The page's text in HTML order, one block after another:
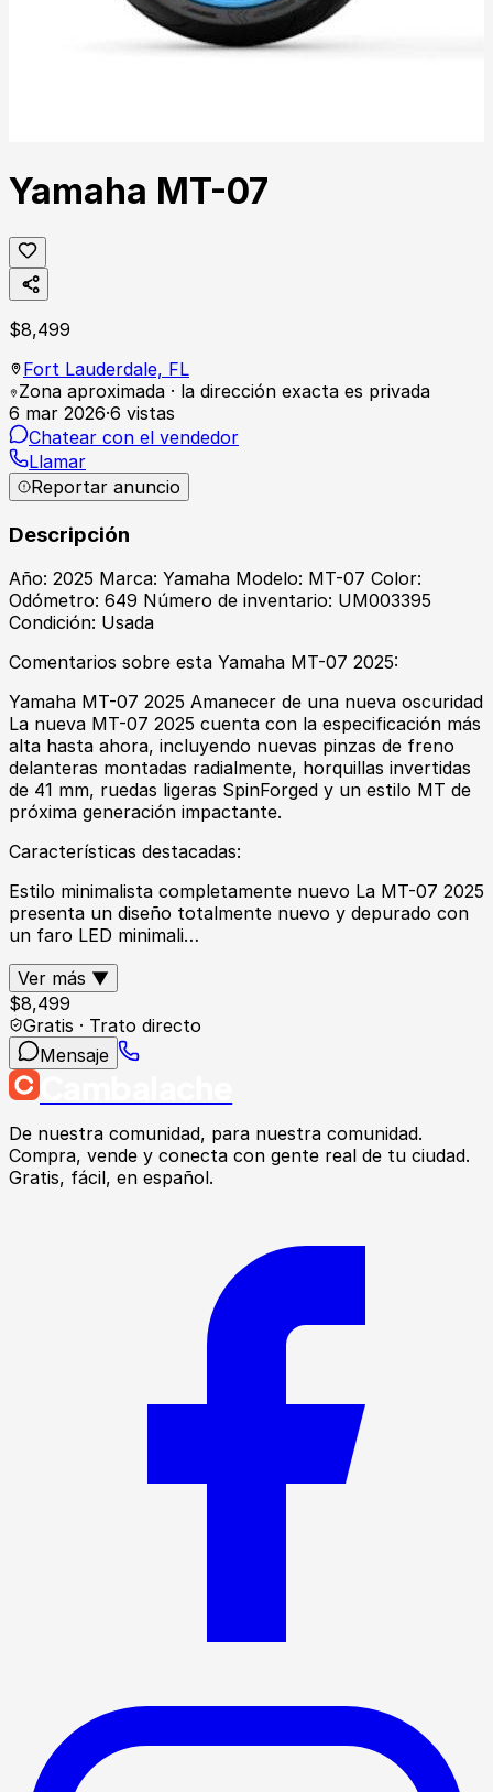
Yamaha MT-07
$8,499
Fort Lauderdale, FL
Zona aproximada · la dirección exacta es privada
6 mar 2026·6 vistas
Chatear con el vendedor
Llamar
Reportar anuncio
Descripción
Año: 2025 Marca: Yamaha Modelo: MT-07 Color:
Odómetro: 649 Número de inventario: UM003395
Condición: Usada
Comentarios sobre esta Yamaha MT-07 2025:
Yamaha MT-07 2025 Amanecer de una nueva oscuridad
La nueva MT-07 2025 cuenta con la especificación más
alta hasta ahora, incluyendo nuevas pinzas de freno
delanteras montadas radialmente, horquillas invertidas
de 41 mm, ruedas ligeras SpinForged y un estilo MT de
próxima generación impactante.
Características destacadas:
Estilo minimalista completamente nuevo La MT-07 2025
presenta un diseño totalmente nuevo y depurado con
un faro LED minimali…
Ver más ▼
$8,499
Gratis · Trato directo
Mensaje
De nuestra comunidad, para nuestra comunidad.
Compra, vende y conecta con gente real de tu ciudad.
Gratis, fácil, en español.